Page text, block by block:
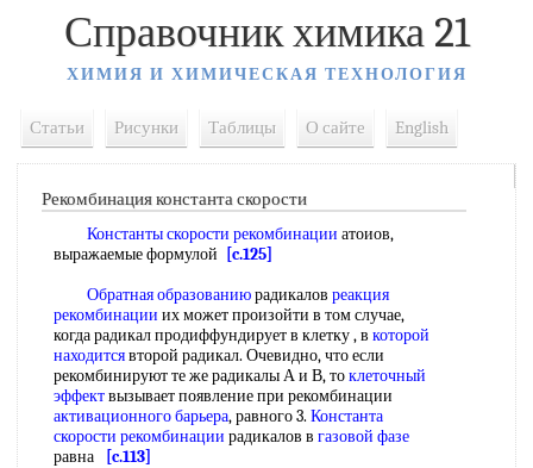
Справочник химика 21
ХИМИЯ И ХИМИЧЕСКАЯ ТЕХНОЛОГИЯ
Статьи Рисунки Таблицы О сайте English
Рекомбинация константа скорости
Константы скорости рекомбинации атоиов,
выражаемые формулой
[c.125]
Обратная образованиюрадикалов реакция
рекомбинации их может произойти в том случае,
когда радикал продиффундирует в клетку , в которой
находитсявторой радикал. Очевидно, что если
рекомбинируют те же радикалы А и В, токлеточный
эффектвызывает появление при рекомбинации
активационного барьера, равного 3. Константа
скорости рекомбинации радикалов в газовой фазе
равна
[c.113]